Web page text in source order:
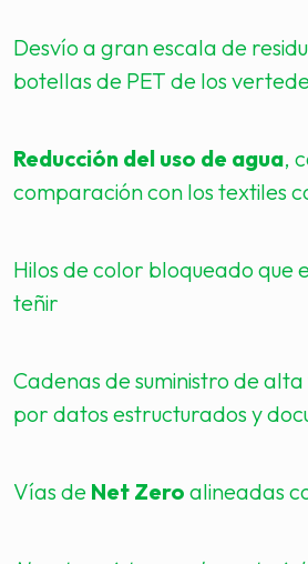
Desvío a gran escala de
botellas de PET de los
Reducción del uso de agua,
comparación con los textiles
Hilos de color bloqueado que
teñir
Cadenas de suministro de
por datos estructurados y
Vías de Net Zero alineadas